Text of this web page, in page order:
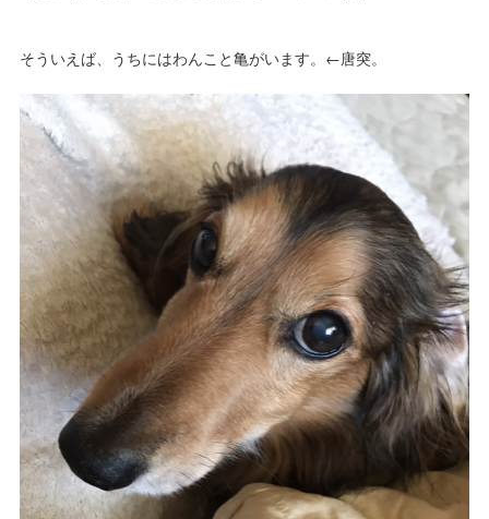
そういえば、うちにはわんこと亀がいます。←唐突。